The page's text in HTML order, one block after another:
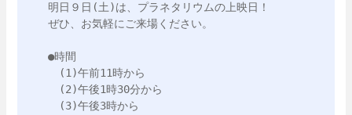
明日９日(土)は、プラネタリウムの上映日！
ぜひ、お気軽にご来場ください。
●時間
(1)午前11時から
(2)午後1時30分から
(3)午後3時から